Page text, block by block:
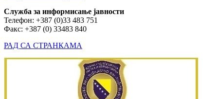
Служба за информисање јавности
Телефон: +387 (0)33 483 751
Факс: +387 (0) 33483 840
РАД СА СТРАНКАМА